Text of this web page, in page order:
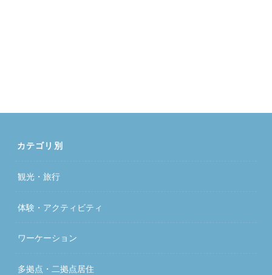
カテゴリ別
観光・旅行
体験・アクティビティ
ワーケーション
多拠点・二拠点居住